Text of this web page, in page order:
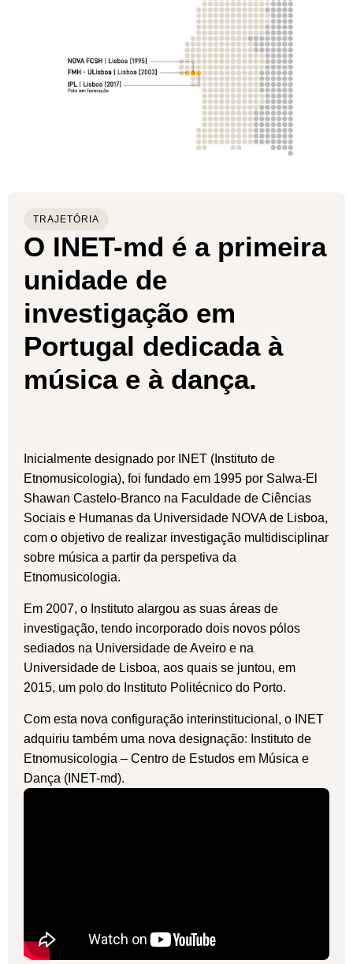
TRAJETÓRIA
O INET-md é a primeira
unidade de
investigação em
Portugal dedicada à
música e à dança.
Inicialmente designado por INET (Instituto de
Etnomusicologia), foi fundado em 1995 por Salwa-El
Shawan Castelo-Branco na Faculdade de Ciências
Sociais e Humanas da Universidade NOVA de Lisboa,
com o objetivo de realizar investigação multidisciplinar
sobre música a partir da perspetiva da
Etnomusicologia.
Em 2007, o Instituto alargou as suas áreas de
investigação, tendo incorporado dois novos pólos
sediados na Universidade de Aveiro e na
Universidade de Lisboa, aos quais se juntou, em
2015, um polo do Instituto Politécnico do Porto.
Com esta nova configuração interinstitucional, o INET
adquiriu também uma nova designação: Instituto de
Etnomusicologia – Centro de Estudos em Música e
Dança (INET-md).